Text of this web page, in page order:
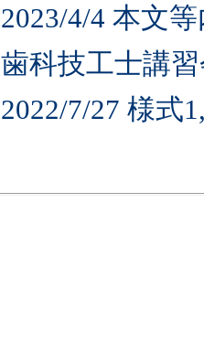
2023/4/4 本文
歯科技工士講
2022/7/27 様式